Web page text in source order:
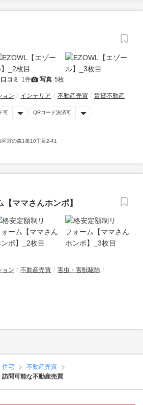
口コミ 1件 写真 5枚
ョン インテリア 不動産売買 賃貸不動産
可 QRコード決済可
宮の森1条10丁目2-41
ママさんホンポ】
ョン 不動産売買
害虫・害獣駆除
住宅
不動産売買
問可能な不動産売買